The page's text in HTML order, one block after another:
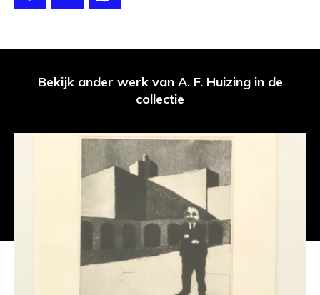
Bekijk ander werk van A. F. Huizing in de
collectie